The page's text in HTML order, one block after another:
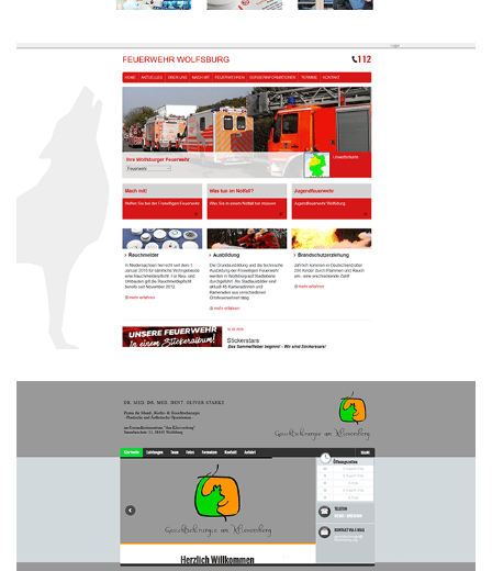
Feuerwehr Wolfsburg
WEBDESIGN